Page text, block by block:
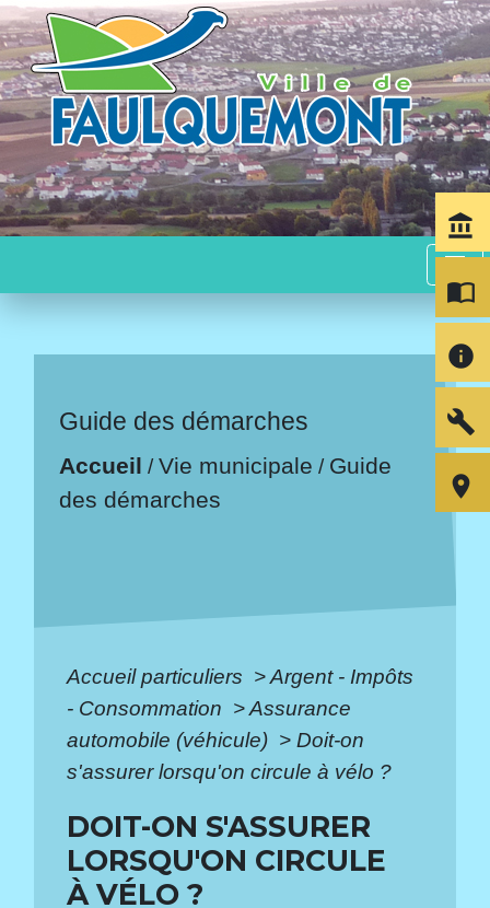
menu
Guide des démarches
Accueil /Vie municipale / Guide
des démarches
Accueil particuliers >Argent - Impôts
- Consommation >Assurance
automobile (véhicule) > Doit-on
s'assurer lorsqu'on circule à vélo ?
DOIT-ON S'ASSURER
LORSQU'ON CIRCULE
À VÉLO ?
account_balance
import_contacts
info
build
room